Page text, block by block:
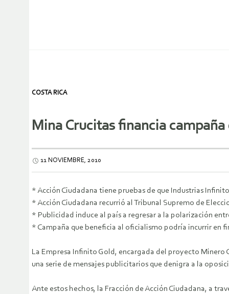
COSTA RICA
Mina Crucitas financia
11 NOVIEMBRE, 2010
* Acción Ciudadana tiene pruebas de que Industrias
* Acción Ciudadana recurrió al Tribunal Supremo de
* Publicidad induce al país a regresar a la polarización
* Campaña que beneficia al oficialismo podría incurrir en
La Empresa Infinito Gold, encargada del proyecto
una serie de mensajes publicitarios que denigra a la
Ante estos hechos, la Fracción de Acción Ciudadana, a